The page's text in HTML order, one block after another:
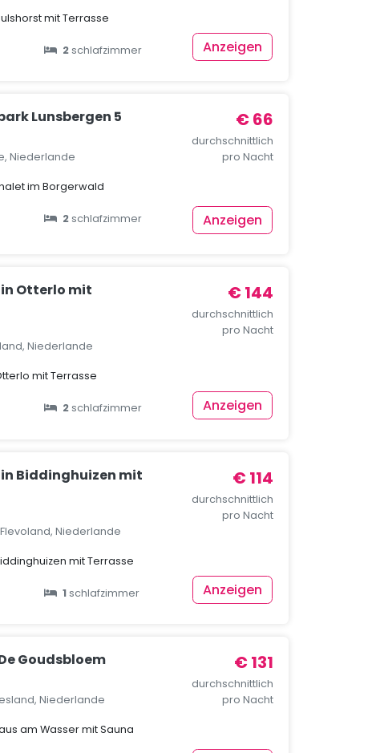
mit Terrasse
2schlafzimmer Anzeigen
Lunsbergen 5
Niederlande
im Borgerwald
2schlafzimmer
€ 66
durchschnittlich
pro Nacht
Anzeigen
Otterlo mit
Niederlande
mit Terrasse
2schlafzimmer
€ 144
durchschnittlich
pro Nacht
Anzeigen
Biddinghuizen mit
Niederlande
mit Terrasse
1schlafzimmer
€ 114
durchschnittlich
pro Nacht
Anzeigen
Goudsbloem
Niederlande
am Wasser mit Sauna
€ 131
durchschnittlich
pro Nacht